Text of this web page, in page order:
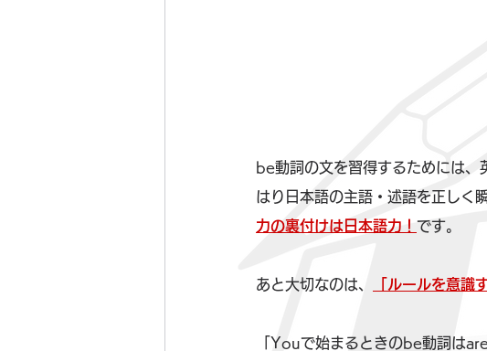
be動詞の文を習得するためには、
はり日本語の主語・述語を正しく
力の裏付けは日本語力！ です。
あと大切なのは、 「ルールを意識
「Youで始まるときのbe動詞は